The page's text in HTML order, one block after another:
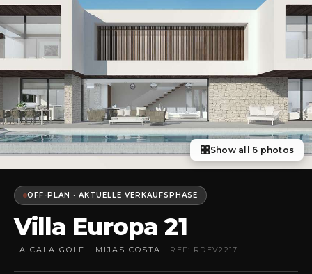
Show all 6 photos
OFF-PLAN · AKTUELLE VERKAUFSPHASE
Villa Europa 21
LA CALA GOLF · MIJAS COSTA · REF: RDEV2217